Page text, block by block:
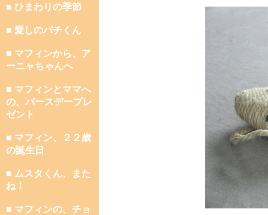
■ ひまわりの季節
■ 愛しのパチくん
■ マフィンから、ア
ーニャちゃんへ
■ マフィンとママへ
の、バースデープレ
ゼント
■ マフィン、２２歳
の誕生日
■ ムスタくん、また
ね！
■ マフィンの、チョ